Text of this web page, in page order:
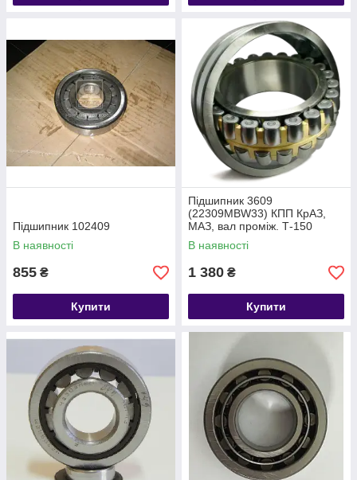
Підшипник 102409
В наявності
855 ₴
Купити
Підшипник 3609
(22309MBW33) КПП КрАЗ,
МАЗ, вал проміж. Т-150
В наявності
1 380 ₴
Купити